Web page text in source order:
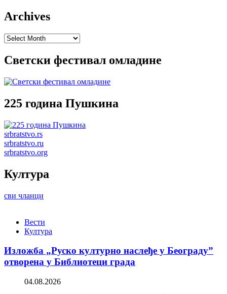
Archives
Archives
Светски фестивал омладине
225 година Пушкина
srbratstvo.rs
srbratstvo.ru
srbratstvo.org
Култура
сви чланци
Вести
Култура
Изложба „Руско културно наслеђе у Београду”
отворена у Библиотеци града
04.08.2026